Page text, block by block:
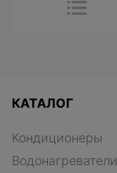
КАТАЛОГ
Кондиционеры
Водонагреватели